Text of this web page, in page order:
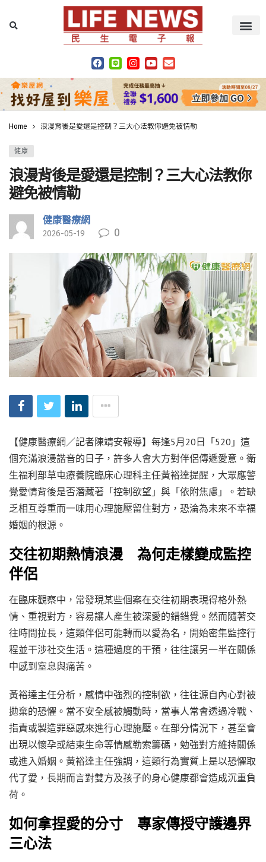
Home 浪漫背後是愛還是控制？三大心法教你避免被情勒
健康
浪漫背後是愛還是控制？三大心法教你
避免被情勒
健康醫療網
2026-05-19 0
【健康醫療網／記者陳靖安報導】每逢5月20日「520」這
個充滿浪漫諧音的日子，許多人會大方對伴侶傳遞愛意。衛
生福利部草屯療養院臨床心理科主任黃裕達提醒，大眾應警
覺愛情背後是否潛藏著「控制欲望」與「依附焦慮」。若缺
乏相互尊重而一味用心理施壓留住對方，恐淪為未來不幸福
婚姻的根源。
交往初期熱情浪漫 為何走樣變成監控
伴侶
在臨床觀察中，常發現某些個案在交往初期表現得格外熱
情、重視對方，容易讓人產生被深愛的錯錯覺。然而隨著交
往時間拉長，這類伴侶可能轉而以愛為名，開始密集監控行
程並干涉社交生活。這種過度的干預，往往讓另一半在關係
中感到窒息與痛苦。
黃裕達主任分析，感情中強烈的控制欲，往往源自內心對被
拋棄的恐懼。當不安全感被觸動時，當事人常會透過冷戰、
指責或製造罪惡感來進行心理施壓。在部分情況下，甚至會
出現以懷孕或結束生命等情感勒索籌碼，勉強對方維持關係
或進入婚姻。黃裕達主任強調，這類行為實質上是以恐懼取
代了愛，長期而言對雙方及孩子的身心健康都會造成沉重負
荷。
如何拿捏愛的分寸 專家傳授守護邊界
三心法